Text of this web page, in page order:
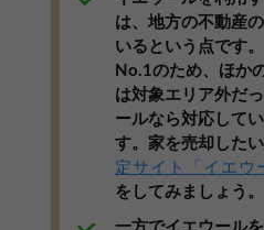
は、地方の不動産
いるという点です
No.1のため、ほか
は対象エリア外だ
ールなら対応して
す。家を売却した
定サイト「イエウ
をしてみましょう。